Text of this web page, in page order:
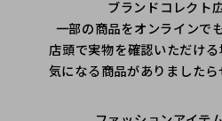
ブランドコレクト
一部の商品をオンラインで
店頭で実物を確認いただける
気になる商品がありました